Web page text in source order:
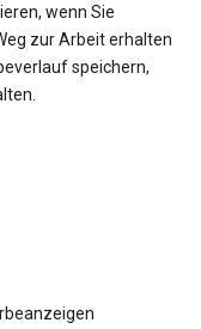
wenn Sie
zur Arbeit erhalten
speichern,